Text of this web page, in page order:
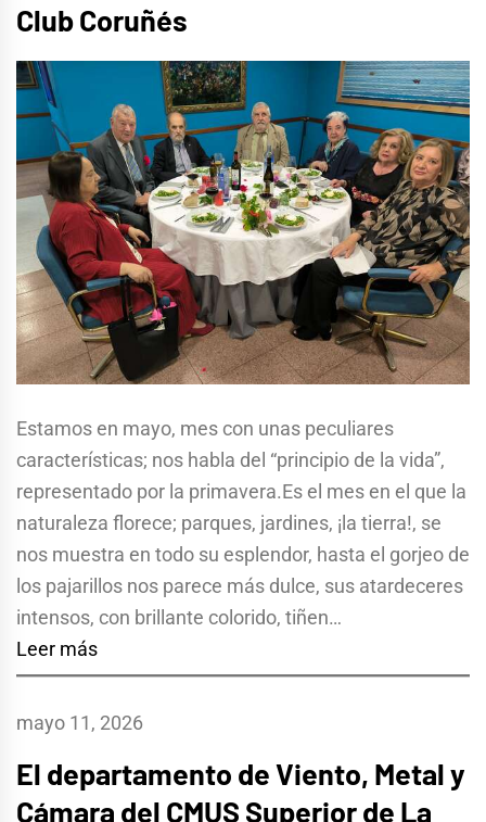
Club Coruñés
Estamos en mayo, mes con unas peculiares
características; nos habla del “principio de la vida”,
representado por la primavera.Es el mes en el que la
naturaleza florece; parques, jardines, ¡la tierra!, se
nos muestra en todo su esplendor, hasta el gorjeo de
los pajarillos nos parece más dulce, sus atardeceres
intensos, con brillante colorido, tiñen…
Leer más
mayo 11, 2026
El departamento de Viento, Metal y
Cámara del CMUS Superior de La